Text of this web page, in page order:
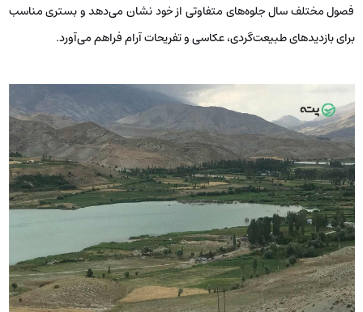
فصول مختلف سال جلوه‌های متفاوتی از خود نشان می‌دهد و بستری مناسب
برای بازدیدهای طبیعت‌گردی، عکاسی و تفریحات آرام فراهم می‌آورد.